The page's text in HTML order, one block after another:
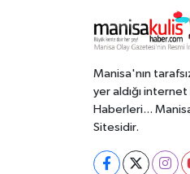
Manisa'nın
yer aldığı
Haberleri...
Sitesidir.